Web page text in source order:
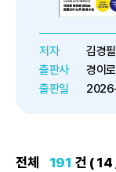
저자
김경
출판사
경이
출판일
전체 191 건 (